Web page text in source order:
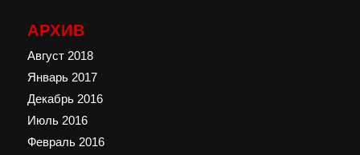
АРХИВ
Август 2018
Январь 2017
Декабрь 2016
Июль 2016
Февраль 2016